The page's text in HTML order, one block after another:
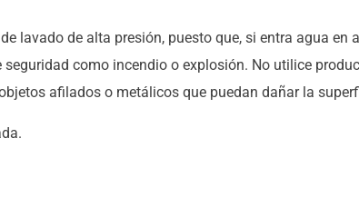
lavado de alta presión, puesto que, si entra agua en
como incendio o explosión. No utilice
afilados o metálicos que puedan dañar la